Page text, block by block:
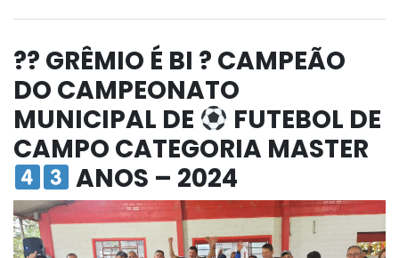
?? GRÊMIO É BI ? CAMPEÃO
DO CAMPEONATO
MUNICIPAL DE
FUTEBOL DE
CAMPO CATEGORIA MASTER
ANOS – 2024